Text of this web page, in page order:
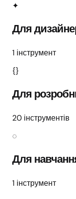
✦
Для
1 інструмент
{}
Для
20 інструментів
◌
Для
1 інструмент